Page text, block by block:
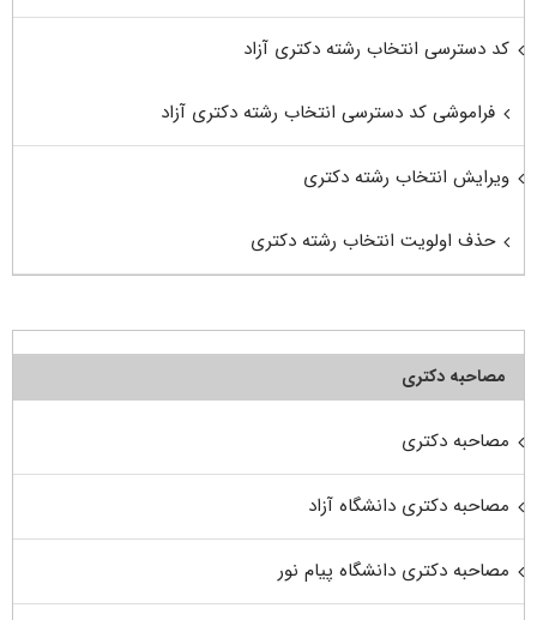
کد دسترسی انتخاب رشته دکتری آزاد
فراموشی کد دسترسی انتخاب رشته دکتری آزاد
ویرایش انتخاب رشته دکتری
حذف اولویت انتخاب رشته دکتری
مصاحبه دکتری
مصاحبه دکتری
مصاحبه دکتری دانشگاه آزاد
مصاحبه دکتری دانشگاه پیام نور